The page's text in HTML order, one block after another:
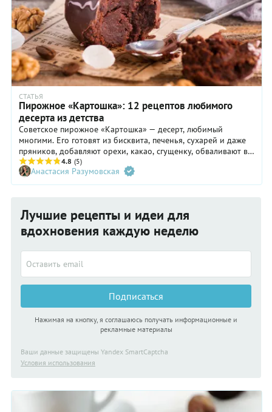
СТАТЬЯ
Пирожное «Картошка»: 12 рецептов любимого
десерта из детства
Советское пирожное «Картошка» — десерт, любимый
многими. Его готовят из бисквита, печенья, сухарей и даже
пряников, добавляют орехи, какао, сгущенку, обваливают в
крошке, кокосе или покрывают шоколадной глазурью. В
советские годы «Картошка» была способом использовать
остатки выпечки, а сегодня это полноценный десерт с
подборкой из 12 рецептов.
4.8 (5)
Анастасия Разумовская
Лучшие рецепты и идеи для
вдохновения каждую неделю
Подписаться
Нажимая на кнопку, я соглашаюсь получать информационные и
рекламные материалы
Ваши данные защищены Yandex SmartCaptcha
Условия использования